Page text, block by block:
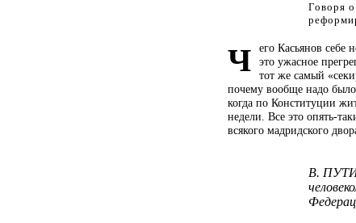
Говоря
Ч
его Касьянов себе
это ужасное
тот же самый
почему вообще надо было
когда по Конституции
недели. Все это опять-
всякого мадридского
В.